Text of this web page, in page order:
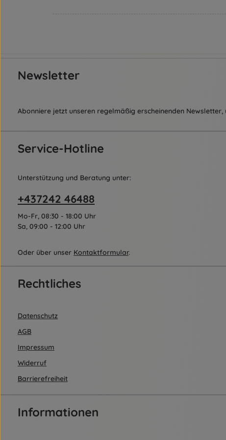
Newsletter
Abonniere jetzt unseren regelmäßig erscheinenden
Service-Hotline
Unterstützung und Beratung unter:
+437242 46488
Mo-Fr, 08:30 - 18:00 Uhr
Sa, 09:00 - 12:00 Uhr
Oder über unser Kontaktformular.
Rechtliches
Datenschutz
AGB
Impressum
Widerruf
Barrierefreiheit
Informationen